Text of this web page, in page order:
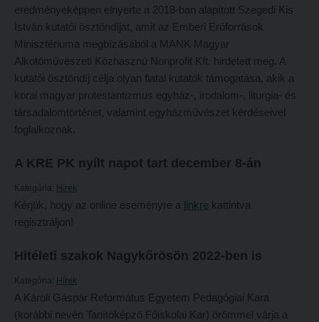
FELVÉTELIZŐKNEK
Pótfelvételi 2026
PK Felvételi Tájékoztató kiadvány
Intézményi pontok
Intézményi pontok igazolása
A 2026. évi pótfelvételi eljárás alkalmassági vizsga tudnivalói
Hitéleti képzések jelentkezési lapja
Átvétel más felsőoktatási intézményből
Ösztöndíjak
Szakirányú továbbképzések
HALLGATÓINKNAK
Tehetséggondozás
Tudományos diákköri tevékenység
PedKaszt – Bethlen-pályázat
Kari kutatási pályázatok
Kari kiadványok
FELVÉTELIZŐKNEK
Pótfelvételi 2026
PK Felvételi Tájékoztató kiadvány
Hallgatói véleményvideók
Intézményi pontok igazolása
A 2026. évi pótfelvételi eljárás alkalmassági vizsga tudnivalói
Hitéleti képzések jelentkezési lapja
eredményeképpen elnyerte a 2018-ban alapított Szegedi Kis
István kutatói ösztöndíjat, amit az Emberi Erőforrások
Minisztériuma megbízásából a MANK Magyar
Alkotóművészeti Közhasznú Nonprofit Kft. hirdetett meg. A
kutatói ösztöndíj célja olyan fiatal kutatók támogatása, akik a
korai magyar protestantizmus egyház-, irodalom-, liturgia- és
társadalomtörténet, valamint egyházművészet kérdéseivel
foglalkoznak.
A KRE PK nyílt napot tart december 8-án
Kategória: Hírek
Kérjük, hogy az online eseményre a linkre kattintva
regisztráljon!
Hitéleti szakok Nagykőrösön 2022-ben is
Kategória: Hírek
A Károli Gáspár Református Egyetem Pedagógiai Kara
(korábbi nevén Tanítóképző Főiskolai Kar) örömmel várja a